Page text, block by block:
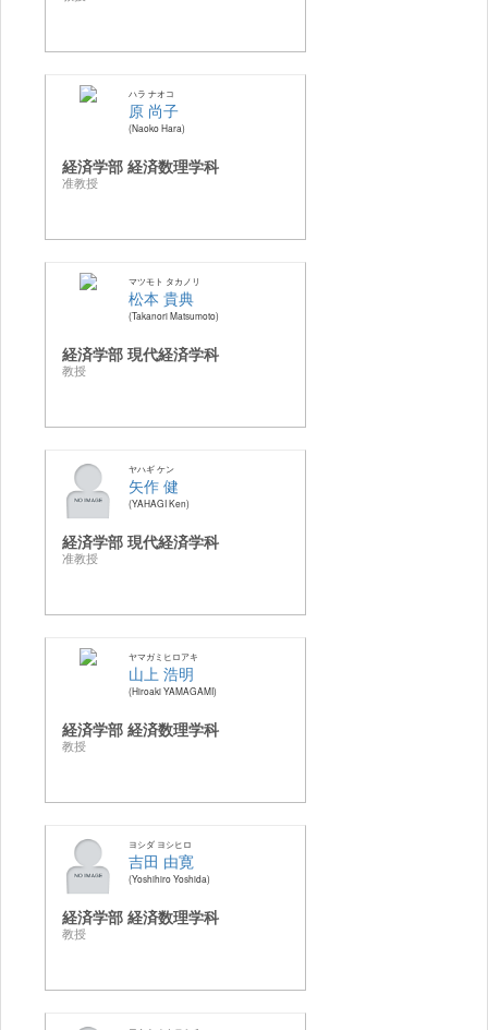
ハラ ナオコ
原 尚子
Naoko Hara
経済学部 経済数理学科
准教授
マツモト タカノリ
松本 貴典
Takanori Matsumoto
経済学部 現代経済学科
教授
ヤハギ ケン
矢作 健
YAHAGI Ken
経済学部 現代経済学科
准教授
ヤマガミヒロアキ
山上 浩明
Hiroaki YAMAGAMI
経済学部 経済数理学科
教授
ヨシダ ヨシヒロ
吉田 由寛
Yoshihiro Yoshida
経済学部 経済数理学科
教授